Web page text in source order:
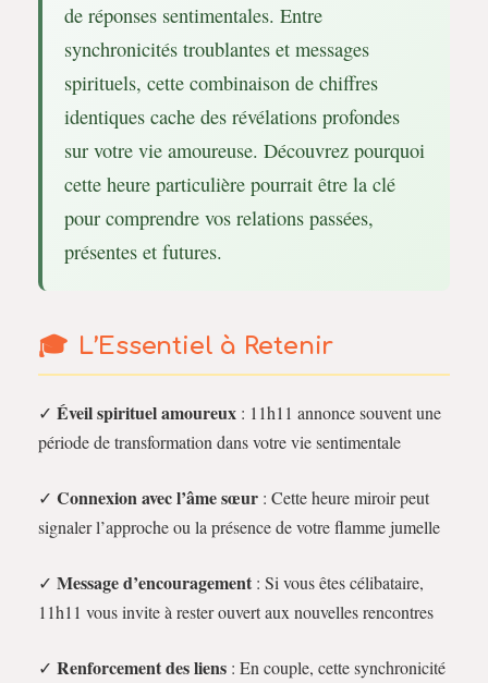
de réponses sentimentales. Entre
synchronicités troublantes et messages
spirituels, cette combinaison de chiffres
identiques cache des révélations profondes
sur votre vie amoureuse. Découvrez pourquoi
cette heure particulière pourrait être la clé
pour comprendre vos relations passées,
présentes et futures.
L’Essentiel à Retenir
✓ Éveil spirituel amoureux : 11h11 annonce souvent une
période de transformation dans votre vie sentimentale
✓ Connexion avec l’âme sœur : Cette heure miroir peut
signaler l’approche ou la présence de votre flamme jumelle
✓ Message d’encouragement : Si vous êtes célibataire,
11h11 vous invite à rester ouvert aux nouvelles rencontres
✓ Renforcement des liens : En couple, cette synchronicité